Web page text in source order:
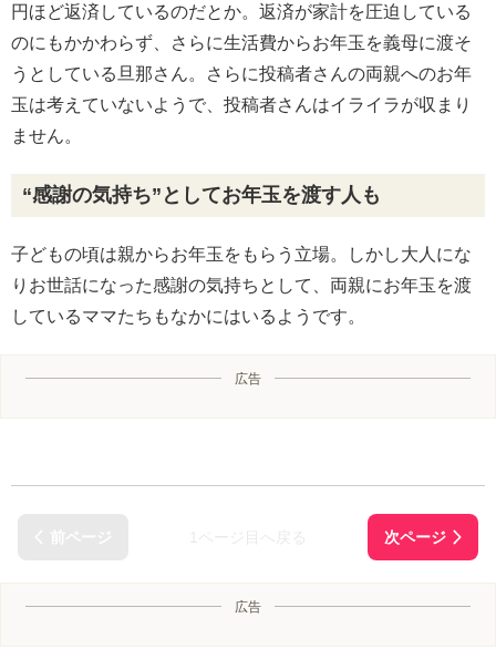
円ほど返済しているのだとか。返済が家計を圧迫している
のにもかかわらず、さらに生活費からお年玉を義母に渡そ
うとしている旦那さん。さらに投稿者さんの両親へのお年
玉は考えていないようで、投稿者さんはイライラが収まり
ません。
“感謝の気持ち”としてお年玉を渡す人も
子どもの頃は親からお年玉をもらう立場。しかし大人にな
りお世話になった感謝の気持ちとして、両親にお年玉を渡
しているママたちもなかにはいるようです。
広告
広告